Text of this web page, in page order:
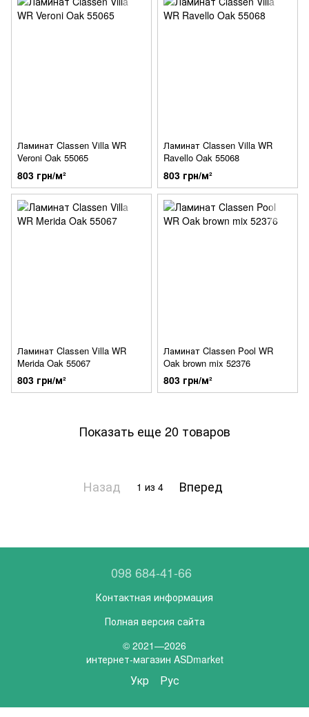
Ламинат Classen Villa WR
Veroni Oak 55065
803 грн/м²
Ламинат Classen Villa WR
Ravello Oak 55068
803 грн/м²
Ламинат Classen Villa WR
Merida Oak 55067
803 грн/м²
Ламинат Classen Pool WR
Oak brown mix 52376
803 грн/м²
Показать еще 20 товаров
Назад 1 из 4 Вперед
098 684-41-66
Контактная информация
Полная версия сайта
© 2021—2026
интернет-магазин ASDmarket
Укр Рус